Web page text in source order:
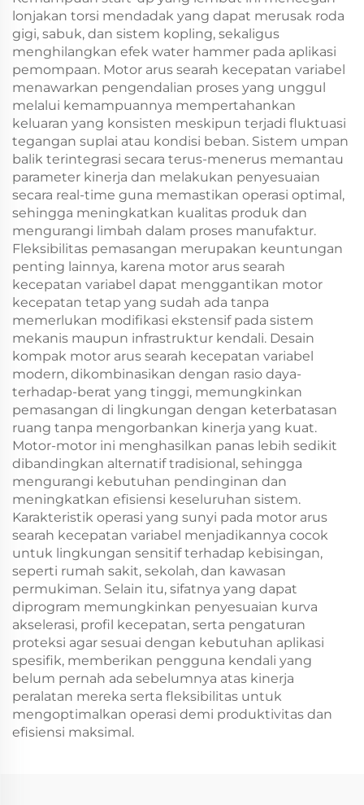
lonjakan torsi mendadak yang dapat merusak roda
gigi, sabuk, dan sistem kopling, sekaligus
menghilangkan efek water hammer pada aplikasi
pemompaan. Motor arus searah kecepatan variabel
menawarkan pengendalian proses yang unggul
melalui kemampuannya mempertahankan
keluaran yang konsisten meskipun terjadi fluktuasi
tegangan suplai atau kondisi beban. Sistem umpan
balik terintegrasi secara terus-menerus memantau
parameter kinerja dan melakukan penyesuaian
secara real-time guna memastikan operasi optimal,
sehingga meningkatkan kualitas produk dan
mengurangi limbah dalam proses manufaktur.
Fleksibilitas pemasangan merupakan keuntungan
penting lainnya, karena motor arus searah
kecepatan variabel dapat menggantikan motor
kecepatan tetap yang sudah ada tanpa
memerlukan modifikasi ekstensif pada sistem
mekanis maupun infrastruktur kendali. Desain
kompak motor arus searah kecepatan variabel
modern, dikombinasikan dengan rasio daya-
terhadap-berat yang tinggi, memungkinkan
pemasangan di lingkungan dengan keterbatasan
ruang tanpa mengorbankan kinerja yang kuat.
Motor-motor ini menghasilkan panas lebih sedikit
dibandingkan alternatif tradisional, sehingga
mengurangi kebutuhan pendinginan dan
meningkatkan efisiensi keseluruhan sistem.
Karakteristik operasi yang sunyi pada motor arus
searah kecepatan variabel menjadikannya cocok
untuk lingkungan sensitif terhadap kebisingan,
seperti rumah sakit, sekolah, dan kawasan
permukiman. Selain itu, sifatnya yang dapat
diprogram memungkinkan penyesuaian kurva
akselerasi, profil kecepatan, serta pengaturan
proteksi agar sesuai dengan kebutuhan aplikasi
spesifik, memberikan pengguna kendali yang
belum pernah ada sebelumnya atas kinerja
peralatan mereka serta fleksibilitas untuk
mengoptimalkan operasi demi produktivitas dan
efisiensi maksimal.